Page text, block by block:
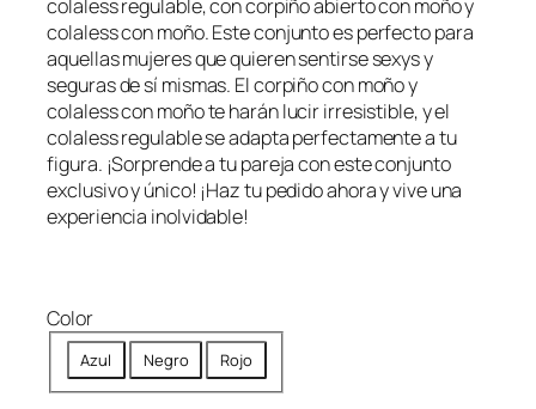
colaless regulable, con corpiño abierto con moño y
colaless con moño. Este conjunto es perfecto para
aquellas mujeres que quieren sentirse sexys y
seguras de sí mismas. El corpiño con moño y
colaless con moño te harán lucir irresistible, y el
colaless regulable se adapta perfectamente a tu
figura. ¡Sorprende a tu pareja con este conjunto
exclusivo y único! ¡Haz tu pedido ahora y vive una
experiencia inolvidable!
Color
Azul Negro Rojo